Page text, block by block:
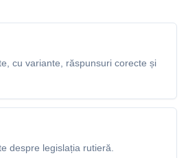
cu variante, răspunsuri corecte și
despre legislația rutieră.